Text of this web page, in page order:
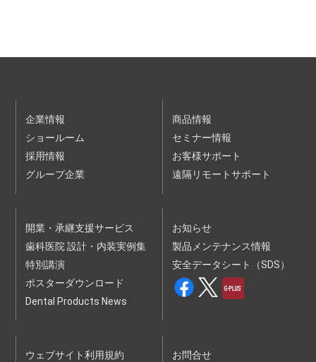
２ 前項の申込はお客様ご自身で行わなければなりません。
３ 第１項の受講登録に際し、当社はお客様に確認のため連絡
４ 当社は、お客様の申込順に受講登録を行いますが、お客様
ウェブサイトに掲載されます。
６ 当社は、以下の各号のいずれかに該当する申込について
は、承諾をしないことがあります。
（２）過去に本規約の違反等を理由として本サービスの提供停
止、本セミナー等利用契約の解除等の処分を受けている場合
（３）暴力団、暴力団員、暴力団関係企業、総会屋、社会運動
標ぼうゴロ、政治運動標ぼうゴロ、特殊知能暴力集団、その
（４）未成年者、被後見人、被保佐人または被補助人であっ
（５）その他、当社が合理的な根拠により不適当と判断した場
企業情報
ショールーム
採用情報
グループ企業
商品情報
セミナー情報
お客様サポート
遠隔リモートサポート
開業・承継支援サービス
歯科医院 設計・内装実例集
特別講演
ポスターダウンロード
Dental Products News
お知らせ
製品メンテナンス情報
安全データシート（SDS）
ウェブサイト利用規約 お問合せ